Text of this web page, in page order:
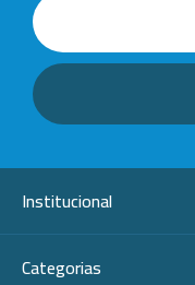
Institucional
Categorias